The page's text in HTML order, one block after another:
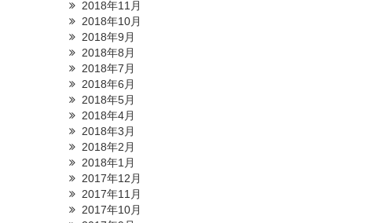
2018年11月
2018年10月
2018年9月
2018年8月
2018年7月
2018年6月
2018年5月
2018年4月
2018年3月
2018年2月
2018年1月
2017年12月
2017年11月
2017年10月